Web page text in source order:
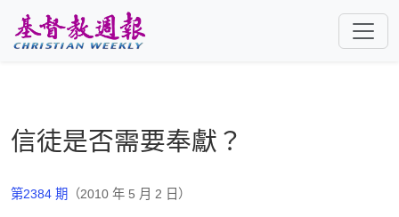
信徒是否需要奉獻？
第2384 期 （2010 年 5 月 2 日）